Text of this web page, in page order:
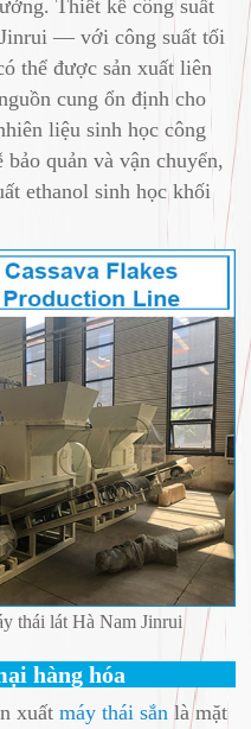
Thiết kế công suất
— với công suất tối
thể được sản xuất liên
cung ổn định cho
liệu sinh học công
quản và vận chuyển,
ethanol sinh học khối
thái lát Hà Nam Jinrui
hàng hóa
xuấtmáy thái sắn là mặt